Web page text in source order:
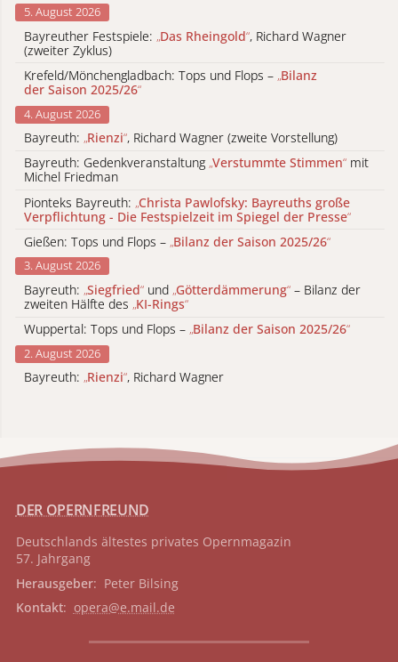
5. August 2026
Bayreuther Festspiele: „Das Rheingold“, Richard Wagner
(zweiter Zyklus)
Krefeld/Mönchengladbach: Tops und Flops – „Bilanz
der Saison 2025/26“
4. August 2026
Bayreuth: „Rienzi“, Richard Wagner (zweite Vorstellung)
Bayreuth: Gedenkveranstaltung „Verstummte Stimmen“ mit
Michel Friedman
Pionteks Bayreuth: „Christa Pawlofsky: Bayreuths große
Verpflichtung - Die Festspielzeit im Spiegel der Presse“
Gießen: Tops und Flops – „Bilanz der Saison 2025/26“
3. August 2026
Bayreuth: „Siegfried“ und „Götterdämmerung“ – Bilanz der
zweiten Hälfte des „KI-Rings“
Wuppertal: Tops und Flops – „Bilanz der Saison 2025/26“
2. August 2026
Bayreuth: „Rienzi“, Richard Wagner
DER OPERNFREUND
Deutschlands ältestes privates Opernmagazin
57. Jahrgang
Herausgeber: Peter Bilsing
Kontakt: opera@e.mail.de